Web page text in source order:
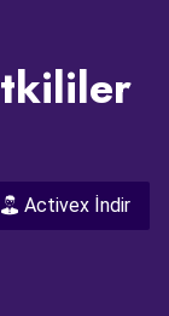
Activex İndir